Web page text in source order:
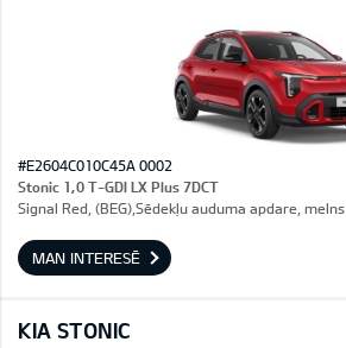
#E2604C010C45A 0002
Stonic 1,0 T-GDI LX Plus 7DCT
Signal Red, (BEG),Sēdekļu auduma apdare, melns
MAN INTERESĒ
KIA STONIC